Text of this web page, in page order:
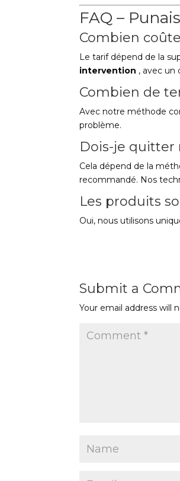
FAQ –
Combien
Le tarif dépend de la
intervention , avec un
Combien de
Avec notre méthode
problème.
Dois-je
Cela dépend de la
recommandé. Nos
Les produits
Oui, nous utilisons
Submit a
Your email address will